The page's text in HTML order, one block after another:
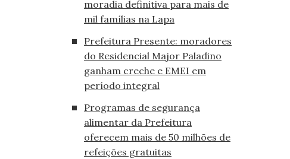
moradia definitiva para mais de
mil famílias na Lapa
Prefeitura Presente: moradores
do Residencial Major Paladino
ganham creche e EMEI em
período integral
Programas de segurança
alimentar da Prefeitura
oferecem mais de 50 milhões de
refeições gratuitas